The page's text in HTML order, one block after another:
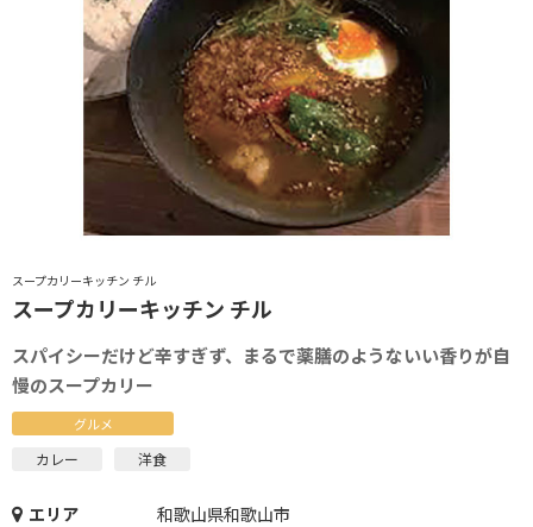
スープカリーキッチン チル
スープカリーキッチン チル
スパイシーだけど辛すぎず、まるで薬膳のようないい香りが自
慢のスープカリー
グルメ
カレー 洋食
エリア
和歌山県和歌山市